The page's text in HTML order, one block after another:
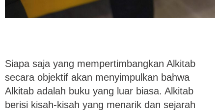
Siapa saja yang mempertimbangkan Alkitab
secara objektif akan menyimpulkan bahwa
Alkitab adalah buku yang luar biasa. Alkitab
berisi kisah-kisah yang menarik dan sejarah